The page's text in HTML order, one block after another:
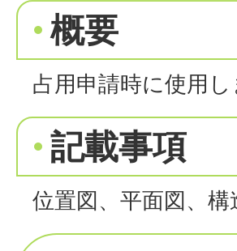
概要
占用申請時に使用し
記載事項
位置図、平面図、